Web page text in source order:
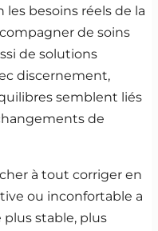
les besoins réels de la
de soins
de solutions
discernement,
semblent liés
de
à tout corriger en
ou inconfortable a
stable, plus